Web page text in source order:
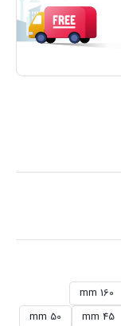
160 mm
45 mm
50 mm